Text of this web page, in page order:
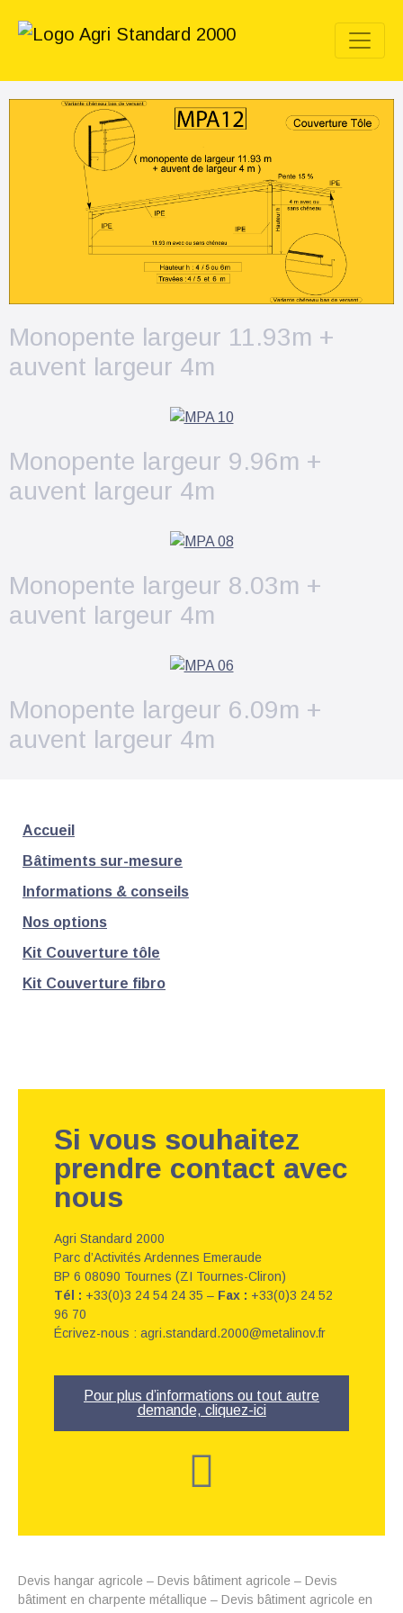
Monopente largeur 11.93m +
auvent largeur 4m
Monopente largeur 9.96m +
auvent largeur 4m
Monopente largeur 8.03m +
auvent largeur 4m
Monopente largeur 6.09m +
auvent largeur 4m
Accueil
Bâtiments sur-mesure
Informations & conseils
Nos options
Kit Couverture tôle
Kit Couverture fibro
Si vous souhaitez
prendre contact avec
nous
Agri Standard 2000
Parc d’Activités Ardennes Emeraude
BP 6 08090 Tournes (ZI Tournes-Cliron)
Tél : +33(0)3 24 54 24 35 – Fax : +33(0)3 24 52
96 70
Écrivez-nous : agri.standard.2000@metalinov.fr
Pour plus d’informations ou tout autre
demande, cliquez-ici
Devis hangar agricole – Devis bâtiment agricole – Devis
bâtiment en charpente métallique – Devis bâtiment agricole en